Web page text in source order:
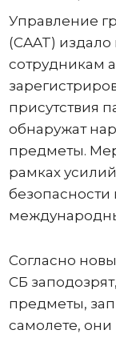
Управление
(CAAT)
сотрудникам
присутствия
обнаружат
предметы.
рамках
безопасности
Согласно
СБ
предметы,
самолете,